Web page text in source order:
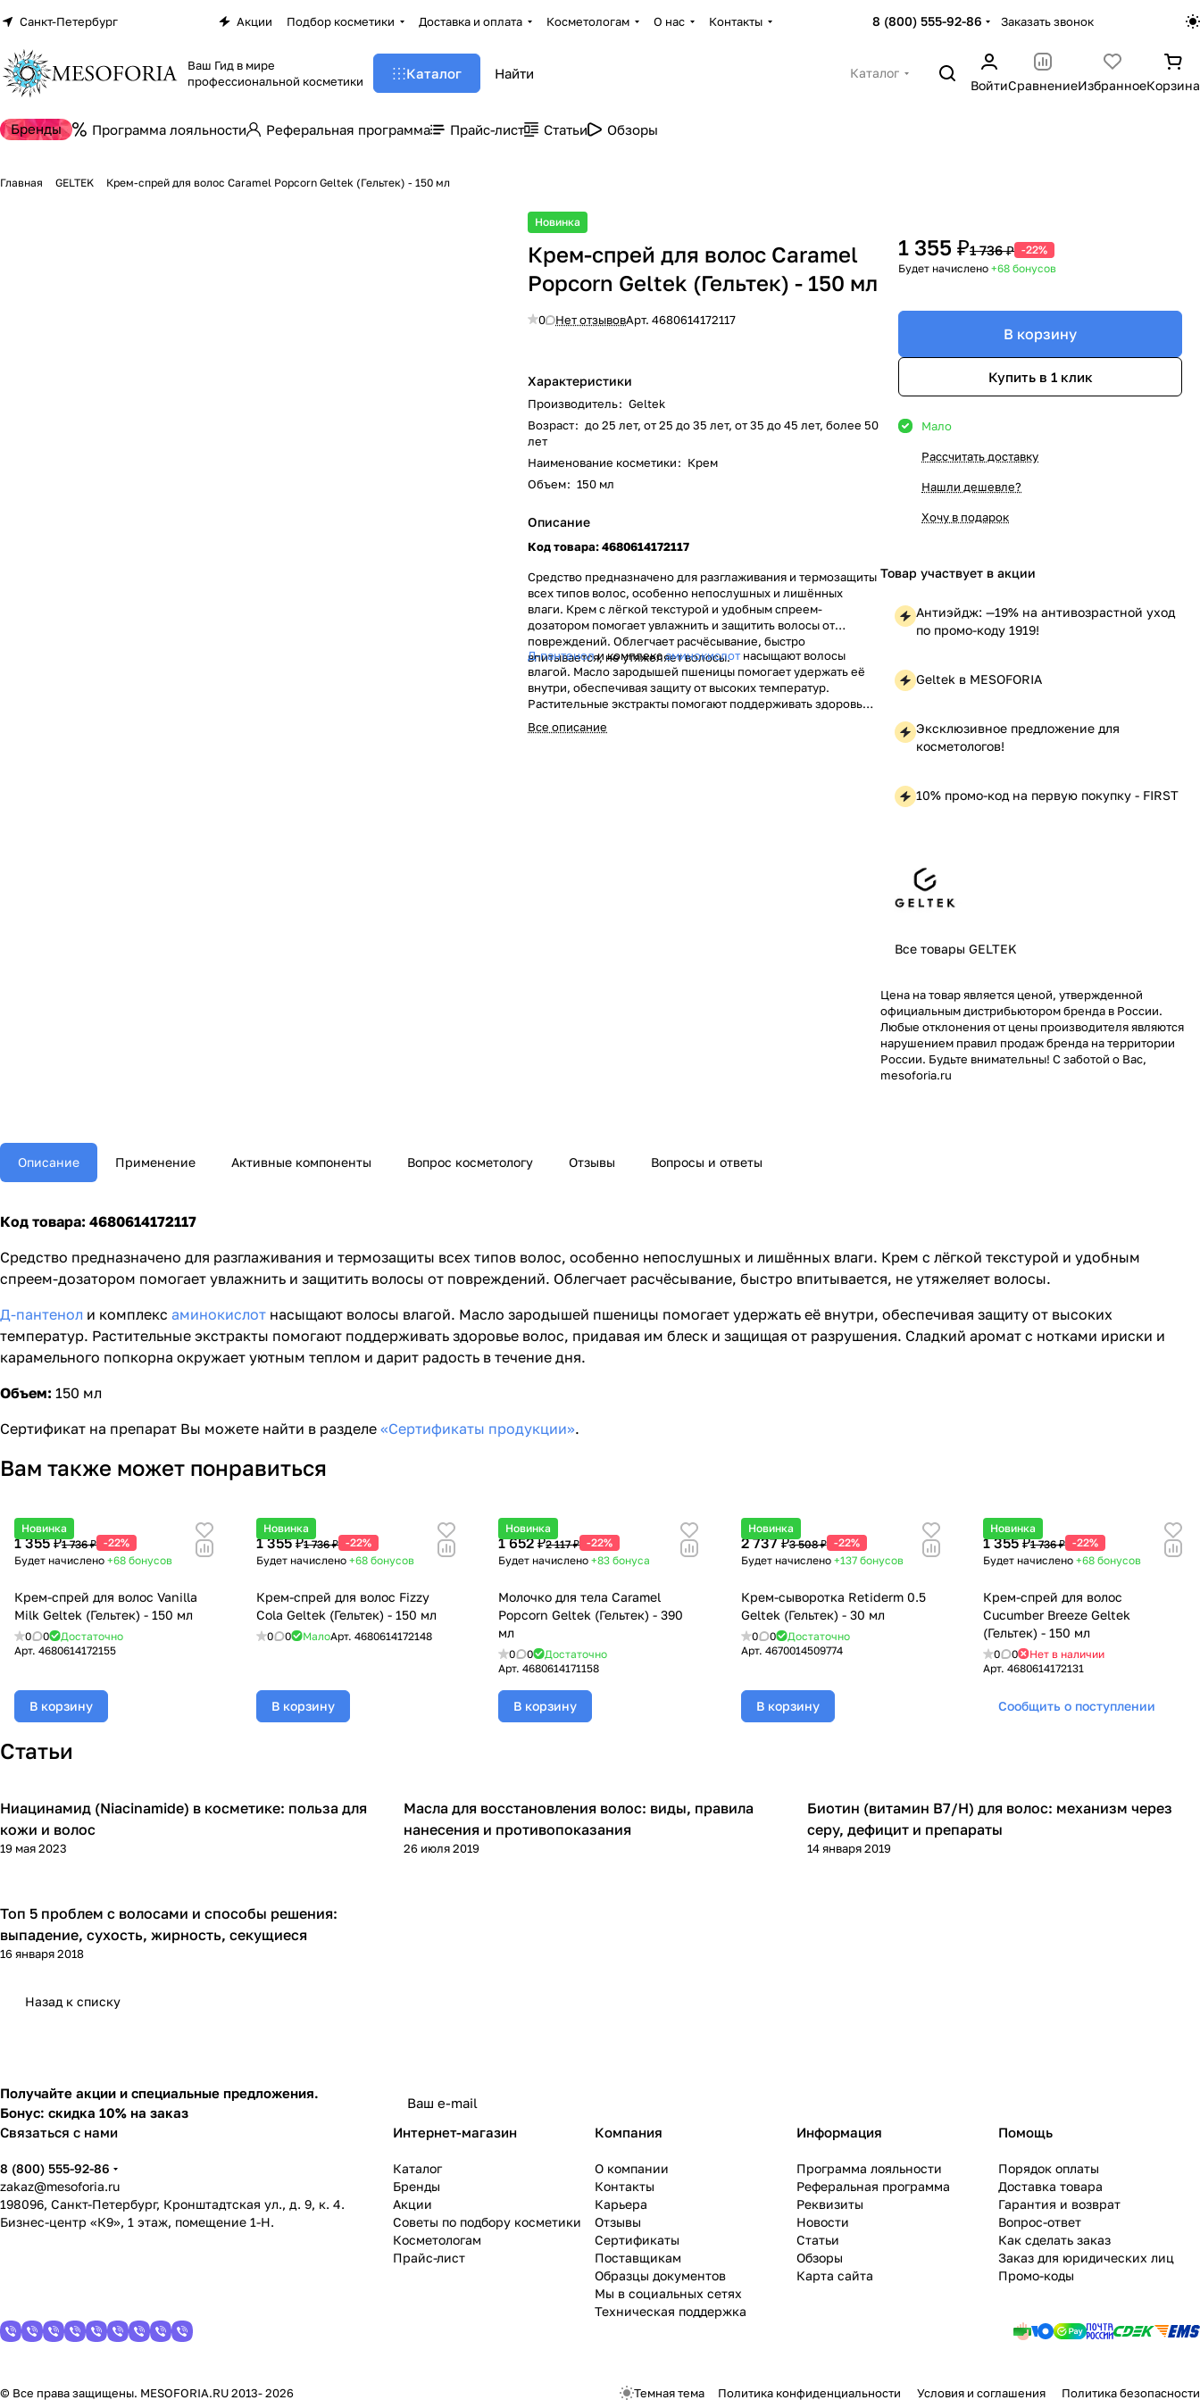
Санкт-Петербург Акции Подбор косметики Доставка и оплата Косметологам О нас Контакты 8 (800) 555-92-86 Заказать звонок
Ваш Гид в мире
профессиональной косметики
Каталог
Каталог
ВойтиСравнениеИзбранноеКорзина
Бренды Программа лояльности Реферальная программа Прайс-лист Статьи Обзоры
Главная GELTEK Крем-спрей для волос Caramel Popcorn Geltek (Гельтек) - 150 мл
Новинка
Крем-спрей для волос Caramel
Popcorn Geltek (Гельтек) - 150 мл
0 Нет отзывовАрт.4680614172117
Характеристики
Производитель: Geltek
Возраст: до 25 лет, от 25 до 35 лет, от 35 до 45 лет, более 50
лет
Наименование косметики: Крем
Объем: 150 мл
Описание
Код товара: 4680614172117
Средство предназначено для разглаживания и термозащиты
всех типов волос, особенно непослушных и лишённых
влаги. Крем с лёгкой текстурой и удобным спреем-
дозатором помогает увлажнить и защитить волосы от
повреждений. Облегчает расчёсывание, быстро
впитывается, не утяжеляет волосы.
Д-пантеноли комплексаминокислот насыщают волосы
влагой. Масло зародышей пшеницы помогает удержать её
внутри, обеспечивая защиту от высоких температур.
Растительные экстракты помогают поддерживать здоровье
волос, придавая им блеск и защищая от разрушения.
Сладкий аромат с нотками ириски и карамельного попкорна
Все описание
1 355 ₽1 736 ₽ -22%
Будет начислено +68 бонусов
В корзину
Купить в 1 клик
Мало
Рассчитать доставку
Нашли дешевле?
Хочу в подарок
Товар участвует в акции
Антиэйдж: —19% на антивозрастной уход
по промо-коду 1919!
Geltek в MESOFORIA
Эксклюзивное предложение для
косметологов!
10% промо-код на первую покупку - FIRST
Все товары GELTEK
Цена на товар является ценой, утвержденной
официальным дистрибьютором бренда в России.
Любые отклонения от цены производителя являются
нарушением правил продаж бренда на территории
России. Будьте внимательны! С заботой о Вас,
mesoforia.ru
Описание Применение Активные компоненты Вопрос косметологу Отзывы Вопросы и ответы
Код товара: 4680614172117
Средство предназначено для разглаживания и термозащиты всех типов волос, особенно непослушных и лишённых влаги. Крем с лёгкой текстурой и удобным
спреем-дозатором помогает увлажнить и защитить волосы от повреждений. Облегчает расчёсывание, быстро впитывается, не утяжеляет волосы.
Д-пантенол и комплекс аминокислот насыщают волосы влагой. Масло зародышей пшеницы помогает удержать её внутри, обеспечивая защиту от высоких
температур. Растительные экстракты помогают поддерживать здоровье волос, придавая им блеск и защищая от разрушения. Сладкий аромат с нотками ириски и
карамельного попкорна окружает уютным теплом и дарит радость в течение дня.
Объем: 150 мл
Сертификат на препарат Вы можете найти в разделе «Сертификаты продукции».
Вам также может понравиться
Новинка
1 355 ₽1 736 ₽ -22%
Будет начислено +68 бонусов
Крем-спрей для волос Vanilla
Milk Geltek (Гельтек) - 150 мл
0 0
Достаточно
Арт. 4680614172155
В корзину
Новинка
1 355 ₽1 736 ₽ -22%
Будет начислено +68 бонусов
Крем-спрей для волос Fizzy
Cola Geltek (Гельтек) - 150 мл
0 0 МалоАрт.4680614172148
В корзину
Новинка
1 652 ₽2 117 ₽ -22%
Будет начислено +83 бонуса
Молочко для тела Caramel
Popcorn Geltek (Гельтек) - 390
мл
0 0
Достаточно
Арт.4680614171158
В корзину
Новинка
2 737 ₽3 508 ₽ -22%
Будет начислено +137 бонусов
Крем-сыворотка Retiderm 0.5
Geltek (Гельтек) - 30 мл
0 0
Достаточно
Арт. 4670014509774
В корзину
Новинка
1 355 ₽1 736 ₽ -22%
Будет начислено +68 бонусов
Крем-спрей для волос
Cucumber Breeze Geltek
(Гельтек) - 150 мл
0 0
Нет в наличии
Арт. 4680614172131
Сообщить о поступлении
Статьи
Уход за волосами
Ниацинамид (Niacinamide) в косметике: польза для
кожи и волос
19 мая 2023
Уход за волосами
Масла для восстановления волос: виды, правила
нанесения и противопоказания
26 июля 2019
Уход за волосами
Биотин (витамин В7/H) для волос: механизм через
серу, дефицит и препараты
14 января 2019
Уход за волосами
Топ 5 проблем с волосами и способы решения:
выпадение, сухость, жирность, секущиеся
16 января 2018
Назад к списку
Получайте акции и специальные предложения.
Бонус: скидка 10% на заказ
Связаться с нами
8 (800) 555-92-86
zakaz@mesoforia.ru
198096, Санкт-Петербург, Кронштадтская ул., д. 9, к. 4.
Бизнес-центр «К9», 1 этаж, помещение 1-Н.
Интернет-магазин
Каталог
Бренды
Акции
Советы по подбору косметики
Косметологам
Прайс-лист
Компания
О компании
Контакты
Карьера
Отзывы
Сертификаты
Поставщикам
Образцы документов
Мы в социальных сетях
Техническая поддержка
Информация
Программа лояльности
Реферальная программа
Реквизиты
Новости
Статьи
Обзоры
Карта сайта
Помощь
Порядок оплаты
Доставка товара
Гарантия и возврат
Вопрос-ответ
Как сделать заказ
Заказ для юридических лиц
Промо-коды
© Все права защищены. MESOFORIA.RU 2013- 2026 Темная тема Политика конфиденциальности Условия и соглашения Политика безопасности